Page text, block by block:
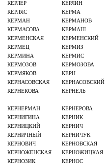
КЕРЛЕР
КЕРЛИН
КЕРЛЯС
КЕРМА
КЕРМАН
КЕРМАНОВ
КЕРМАСОВА
КЕРМАШ
КЕРМЕНСКАЯ
КЕРМЕНСКИЙ
КЕРМЕЦ
КЕРМИЗ
КЕРМИНА
КЕРМИС
КЕРМОЗОВ
КЕРМОЗОВА
КЕРМЯКОВ
КЕРН
КЕРНАСОВСКАЯ
КЕРНАСОВСКИЙ
КЕРНЕКОВА
КЕРНЕЛЬ
КЕРНЕРМАН
КЕРНЕРОВА
КЕРНИГИНА
КЕРНИК
КЕРНИЦКИЙ
КЕРНИЧ
КЕРНИЧНЫЙ
КЕРНИЧУК
КЕРНОВИЧ
КЕРНОВСКАЯ
КЕРНОЖЕНСКАЯ
КЕРНОЖИЦКАЯ
КЕРНОЗИК
КЕРНОС